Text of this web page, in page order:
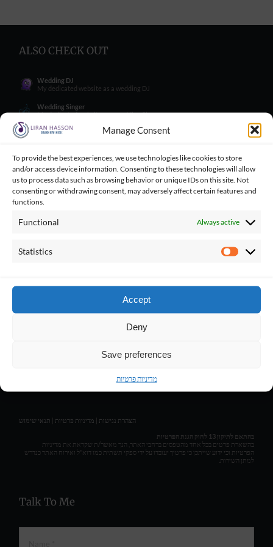
Manage Consent
To provide the best experiences, we use technologies like cookies to store
and/or access device information. Consenting to these technologies will allow
us to process data such as browsing behavior or unique IDs on this site. Not
consenting or withdrawing consent, may adversely affect certain features and
functions.
Functional Always active
Statistics Statistics
Accept
Deny
Save preferences
מדיניות פרטיות
ALSO CHECK OUT
Wedding DJ
My dedicated website as a wedding DJ
Wedding Singer
My dedicated website as a wedding Singer
Wedding Blog
Wedding Tips for Engaged Couples
Wedding tips facebook group for engaged couples
Balloncini
My wife's business - balloons for wedding
Giant playbacks catalog made by me
הצהרת נגישות | מדיניות פרטיות | תנאי שימוש
בהתאם לתיקון 13 לחוק הגנת הפרטיות
בהשארת פרטים בכל אחד מהטפסים ברחבי האתר, הנך מאשר/ת שקראת את מדיניות
הפרטיות וכי ידוע שייתכן כי פרטיך יעובדו על ידי ספקי תשתית כמו דוא"ל ואירוח האתר כנדרש
למתן השירות.
Talk To Me